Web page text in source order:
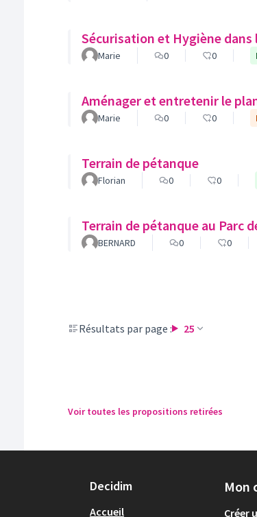
Sécurisation et Hygiène dans
Marie 0 0
Aménager et entretenir le
Marie 0 0
Terrain de pétanque
Florian 0 0
Terrain de pétanque au Parc
BERNARD 0 0
Résultats par page : 25
Voir toutes les propositions retirées
Decidim
Accueil
Mon
Créer